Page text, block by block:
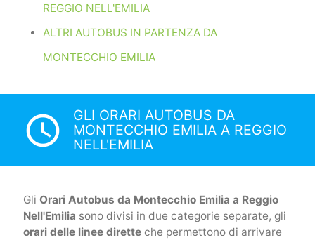
REGGIO NELL'EMILIA
ALTRI AUTOBUS IN PARTENZA DA
MONTECCHIO EMILIA
access_time
GLI ORARI AUTOBUS DA
MONTECCHIO EMILIA A REGGIO
NELL'EMILIA
Gli Orari Autobus da Montecchio Emilia a Reggio
Nell'Emilia sono divisi in due categorie separate, gli
orari delle linee diretteche permettono di arrivare